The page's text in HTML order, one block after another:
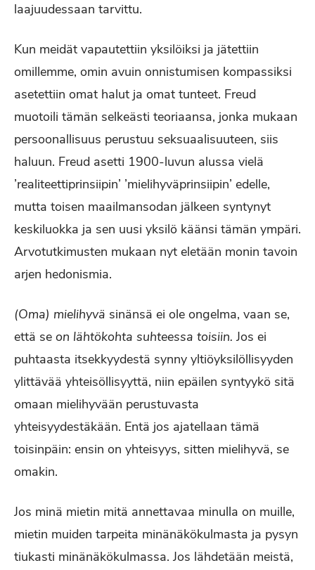
laajuudessaan tarvittu.
Kun meidät vapautettiin yksilöiksi ja jätettiin
omillemme, omin avuin onnistumisen kompassiksi
asetettiin omat halut ja omat tunteet. Freud
muotoili tämän selkeästi teoriaansa, jonka mukaan
persoonallisuus perustuu seksuaalisuuteen, siis
haluun. Freud asetti 1900-luvun alussa vielä
’realiteettiprinsiipin’ ’mielihyväprinsiipin’ edelle,
mutta toisen maailmansodan jälkeen syntynyt
keskiluokka ja sen uusi yksilö käänsi tämän ympäri.
Arvotutkimusten mukaan nyt eletään monin tavoin
arjen hedonismia.
(Oma) mielihyvä sinänsä ei ole ongelma, vaan se,
että se on lähtökohta suhteessa toisiin. Jos ei
puhtaasta itsekkyydestä synny yltiöyksilöllisyyden
ylittävää yhteisöllisyyttä, niin epäilen syntyykö sitä
omaan mielihyvään perustuvasta
yhteisyydestäkään. Entä jos ajatellaan tämä
toisinpäin: ensin on yhteisyys, sitten mielihyvä, se
omakin.
Jos minä mietin mitä annettavaa minulla on muille,
mietin muiden tarpeita minänäkökulmasta ja pysyn
tiukasti minänäkökulmassa. Jos lähdetään meistä,